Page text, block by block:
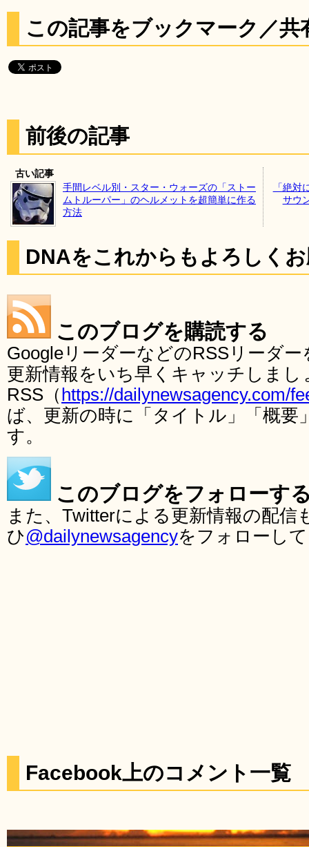
この記事をブックマーク／共
前後の記事
古い記事
手間レベル別・スター・ウォーズの「ストー
ムトルーパー」のヘルメットを超簡単に作る
方法
「絶対
サウ
DNAをこれからもよろしく
このブログを購読する
GoogleリーダーなどのRSSリーダ
更新情報をいち早くキャッチしま
RSS（ https://dailynewsagency.com/
ば、更新の時に「タイトル」「概要
す。
このブログをフォローす
また、Twitterによる更新情報の配
ひ@dailynewsagencyをフォローし
Facebook上のコメント一覧